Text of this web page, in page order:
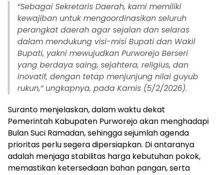
“Sebagai Sekretaris Daerah, kami memiliki
kewajiban untuk mengoordinasikan seluruh
perangkat daerah agar sejalan dan selaras
dalam mendukung visi-misi Bupati dan Wakil
Bupati, yakni mewujudkan Purworejo Berseri
yang berdaya saing, sejahtera, religius, dan
inovatif, dengan tetap menjunjung nilai guyub
rukun,” ungkapnya, pada Kamis (5/2/2026).
Suranto menjelaskan, dalam waktu dekat
Pemerintah Kabupaten Purworejo akan menghadapi
Bulan Suci Ramadan, sehingga sejumlah agenda
prioritas perlu segera dipersiapkan. Di antaranya
adalah menjaga stabilitas harga kebutuhan pokok,
memastikan ketersediaan bahan pangan, serta